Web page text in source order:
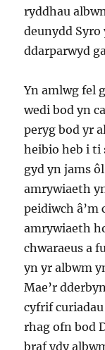
ryddhau
deunydd
ddarparwyd
Yn amlwg fel
wedi bod yn
peryg bod yr
heibio heb i ti
gyd yn jams
amrywiaeth
peidiwch â’m
amrywiaeth
chwaraeus a
yn yr albwm
Mae’r
cyfrif
rhag ofn bod
braf ydy